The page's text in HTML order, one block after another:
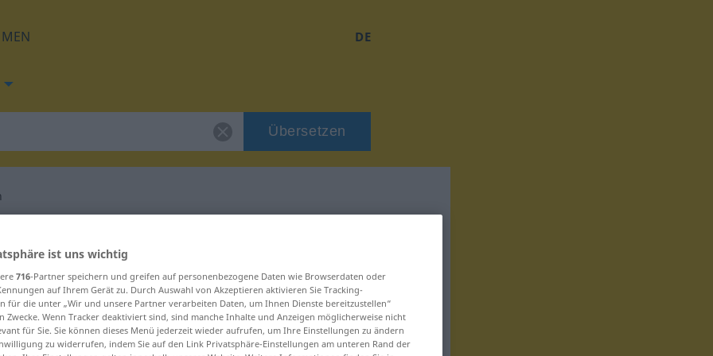
DE
Übersetzen
für "anwenden"
ist uns wichtig
716-Partner speichern und greifen auf personenbezogene Daten wie Browserdaten oder
auf Ihrem Gerät zu. Durch Auswahl von Akzeptieren aktivieren Sie Tracking-
für die unter „Wir und unsere Partner verarbeiten Daten, um Ihnen Dienste bereitzustellen“
Zwecke. Wenn Tracker deaktiviert sind, sind manche Inhalte und Anzeigen möglicherweise nicht
für Sie. Sie können dieses Menü jederzeit wieder aufrufen, um Ihre Einstellungen zu ändern
zu widerrufen, indem Sie auf den Link Privatsphäre-Einstellungen am unteren Rand der